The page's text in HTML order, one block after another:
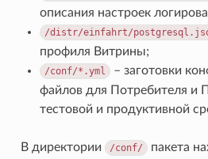
описания настроек
/distr/einfahrt/
профиля Витрины;
/conf/*.yml – заготовки
файлов для Потребителя и
тестовой и продуктивной
В директории /conf/ пакета